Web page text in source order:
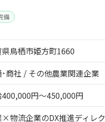
備
鳥栖市姫方町1660
･商社 / その他農業関連企業
400,000円～450,000円
×物流企業のDX推進ディレ